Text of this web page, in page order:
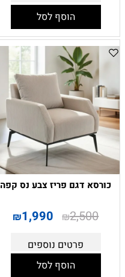
הוסף לסל
כורסא דגם פריז צבע נס קפה
₪2,500
₪1,990
פרטים נוספים
הוסף לסל